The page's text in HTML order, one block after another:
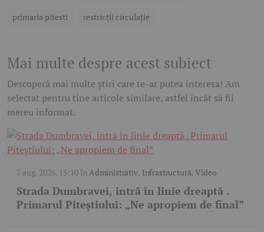
primaria pitesti restricții circulație
Mai multe despre acest subiect
Descoperă mai multe știri care te-ar putea interesa! Am
selectat pentru tine articole similare, astfel încât să fii
mereu informat.
7 aug. 2026, 15:10în Administrativ, Infrastructură,Video
Strada Dumbravei, intră în linie dreaptă .
Primarul Piteștiului: „Ne apropiem de final”